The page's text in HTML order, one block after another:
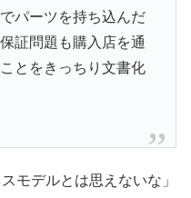
パーツを持ち込んだ
証問題も購入店を通
とをきっちり文書化
モデルとは思えないな」